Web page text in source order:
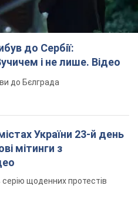
до Сербії:
і не лише. Відео
до Бєлграда
України 23-й день
мітинги з
щоденних протестів